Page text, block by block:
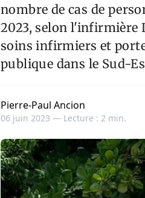
nombre de cas de
2023, selon l'infirmière
soins infirmiers et
publique dans le Sud-
Pierre-Paul Ancion
06 juin 2023 — Lecture : 2 min.